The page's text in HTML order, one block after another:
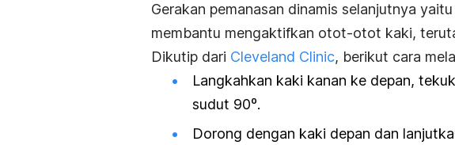
Gerakan pemanasan dinamis selanjutnya yaitu
membantu mengaktifkan otot-otot kaki,
Dikutip dari Cleveland Clinic, berikut cara
Langkahkan kaki kanan ke depan,
sudut 90º.
Dorong dengan kaki depan dan